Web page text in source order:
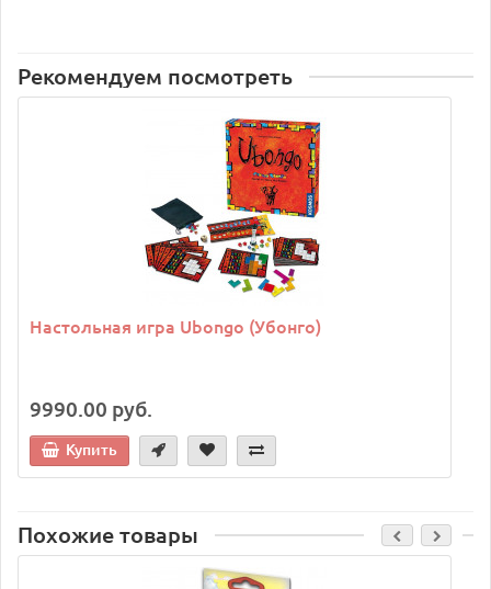
Рекомендуем посмотреть
Настольная игра Ubongo (Убонго)
9990.00 руб.
Купить
Похожие товары